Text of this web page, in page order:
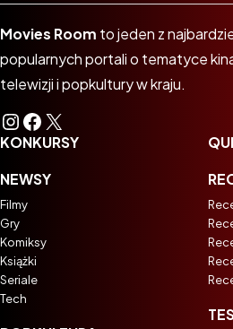
Movies Room to jeden z
popularnych portali o tematyce
telewizji i popkultury w kraju.
Instagram
Facebook
X
KONKURSY
NEWSY
Filmy
Gry
Komiksy
Książki
Seriale
Tech